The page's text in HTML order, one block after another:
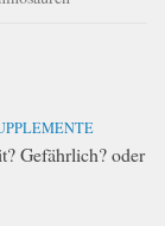
Gefährlich? oder